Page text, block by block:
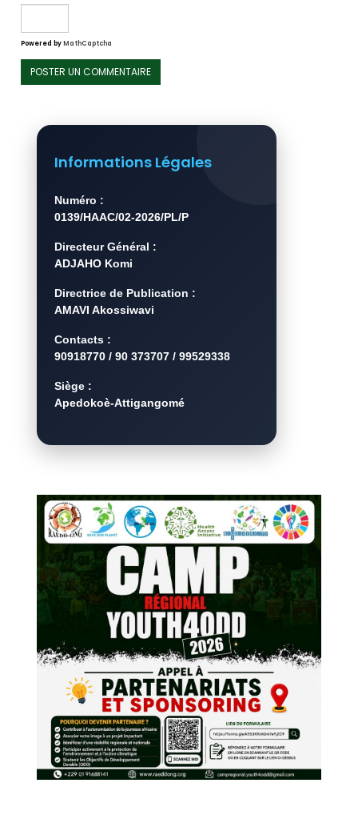
Powered byMathCaptcha
Informations Légales
Numéro :
0139/HAAC/02-2026/PL/P
Directeur Général :
ADJAHO Komi
Directrice de Publication :
AMAVI Akossiwavi
Contacts :
90918770 / 90 373707 / 99529338
Siège :
Apedokoè-Attigangomé